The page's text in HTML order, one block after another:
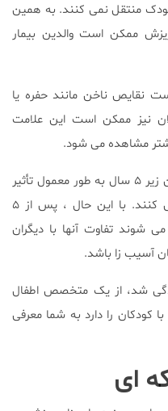
منتقل نمی کنند. به همین
ممکن است والدین بیمار
نقایص ناخن مانند حفره یا
نیز ممکن است این علامت
مشاهده می شود.
طبق بنیاد ملی آلوپسی آره آتا ، کودکان زیر ۵ سال به طور معمول تأثیر
عاطفی ناشی از آلوپسی را تجربه نمی کنند. با این حال ، پس از ۵
شوند تفاوت آنها با دیگران
آسیب زا باشد.
شد، از یک متخصص اطفال
کودکان را دارد به شما معرفی
ای